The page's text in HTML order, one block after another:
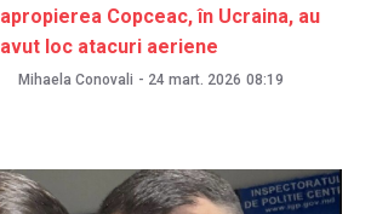
apropierea Copceac, în Ucraina, au
avut loc atacuri aeriene
Mihaela Conovali - 24 mart. 2026 08:19